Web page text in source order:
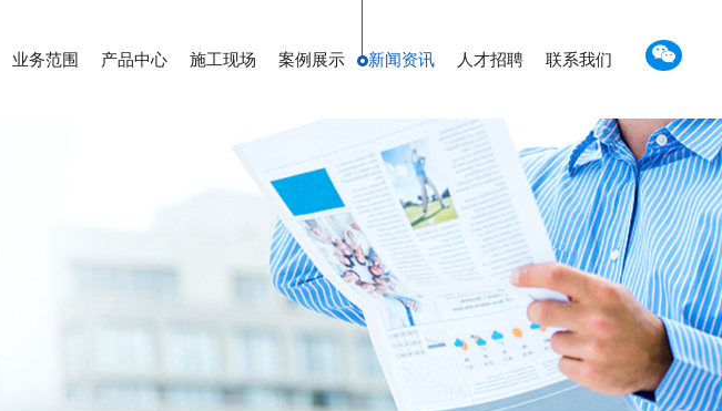
业务范围 产品中心 施工现场 案例展示 新闻资讯 人才招聘 联系我们